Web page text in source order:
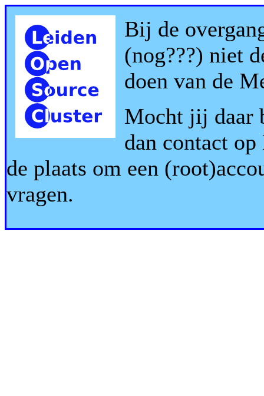
Bij de
(nog???) niet
doen van de
Mocht jij daar
dan contact
de plaats om een
vragen.